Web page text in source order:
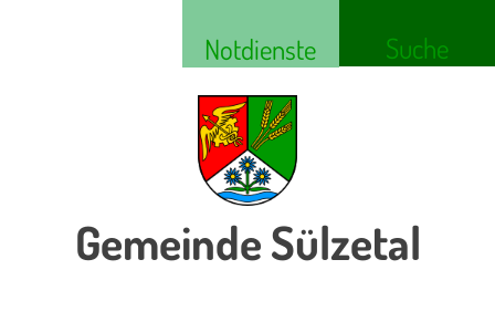
Notdienste Suche
Gemeinde Sülzetal